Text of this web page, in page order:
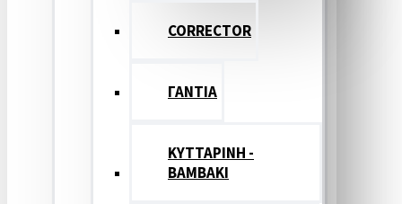
CORRECTOR
ΓΑΝΤΙΑ
ΚΥΤΤΑΡΙΝΗ -
ΒΑΜΒΑΚΙ